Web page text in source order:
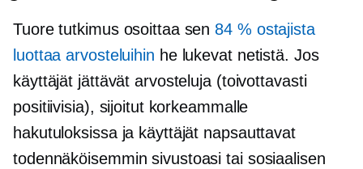
Tuore tutkimus osoittaa sen 84 % ostajista
luottaa arvosteluihin he lukevat netistä. Jos
käyttäjät jättävät arvosteluja (toivottavasti
positiivisia), sijoitut korkeammalle
hakutuloksissa ja käyttäjät napsauttavat
todennäköisemmin sivustoasi tai sosiaalisen